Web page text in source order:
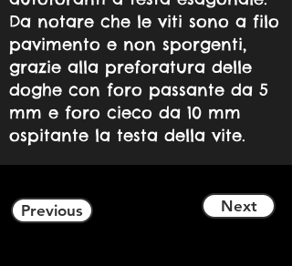
Da notare che le viti sono a filo
pavimento e non sporgenti,
grazie alla preforatura delle
doghe con foro passante da 5
mm e foro cieco da 10 mm
ospitante la testa della vite.
Previous Next